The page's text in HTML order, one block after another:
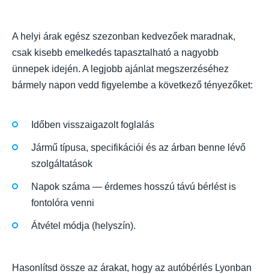
A helyi árak egész szezonban kedvezőek maradnak,
csak kisebb emelkedés tapasztalható a nagyobb
ünnepek idején. A legjobb ajánlat megszerzéséhez
bármely napon vedd figyelembe a következő tényezőket:
Időben visszaigazolt foglalás
Jármű típusa, specifikációi és az árban benne lévő
szolgáltatások
Napok száma — érdemes hosszú távú bérlést is
fontolóra venni
Átvétel módja (helyszín).
Hasonlítsd össze az árakat, hogy az autóbérlés Lyonban